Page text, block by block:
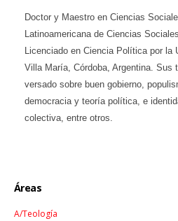
Doctor y Maestro en Ciencias
Latinoamericana de Ciencias
Licenciado en Ciencia Política por la
Villa María, Córdoba, Argentina. Sus
versado sobre buen gobierno,
democracia y teoría política, e
colectiva, entre otros.
Áreas
A/Teología